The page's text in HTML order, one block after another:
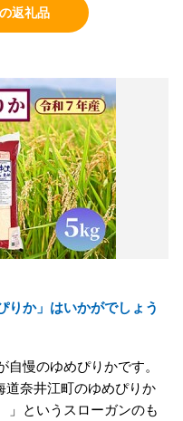
返礼品
りか」はいかがでしょう
慢のゆめぴりかです。
道奈井江町のゆめぴりか
」というスローガンのも